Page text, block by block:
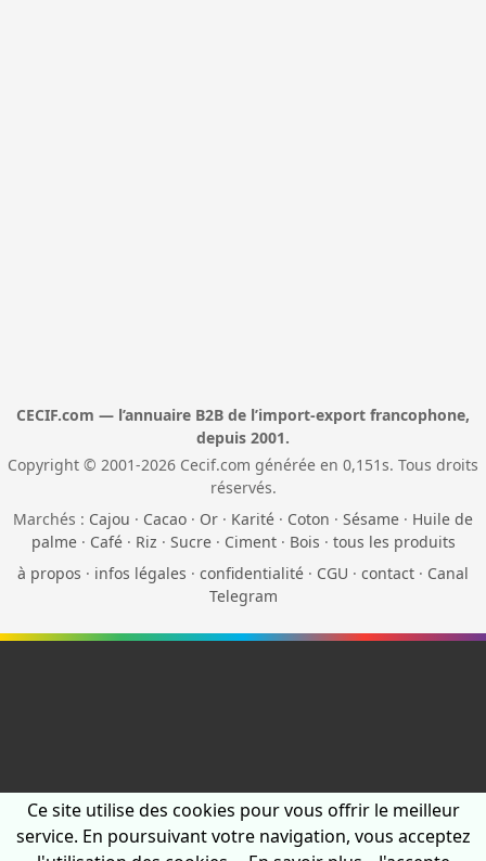
CECIF.com — l’annuaire B2B de l’import-export francophone,
depuis 2001.
Copyright © 2001-2026 Cecif.com générée en 0,151s. Tous droits
réservés.
Marchés : Cajou · Cacao · Or · Karité · Coton · Sésame · Huile de
palme· Café· Riz · Sucre· Ciment· Bois · tous les produits
à propos · infos légales · confidentialité · CGU · contact · Canal
Telegram
Ce site utilise des cookies pour vous offrir le meilleur
service. En poursuivant votre navigation, vous acceptez